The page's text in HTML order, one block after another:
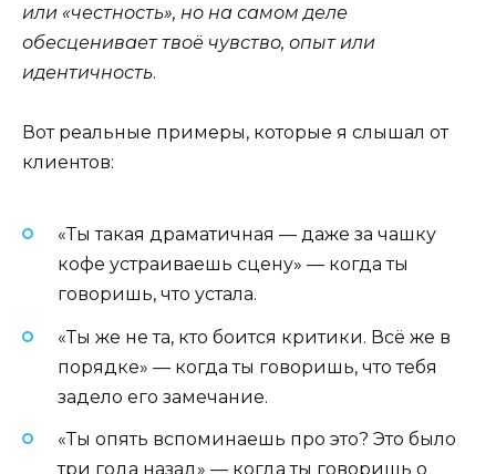
или «честность», но на самом деле
обесценивает твоё чувство, опыт или
идентичность.
Вот реальные примеры, которые я слышал от
клиентов:
«Ты такая драматичная — даже за чашку
кофе устраиваешь сцену» — когда ты
говоришь, что устала.
«Ты же не та, кто боится критики. Всё же в
порядке» — когда ты говоришь, что тебя
задело его замечание.
«Ты опять вспоминаешь про это? Это было
три года назад» — когда ты говоришь о